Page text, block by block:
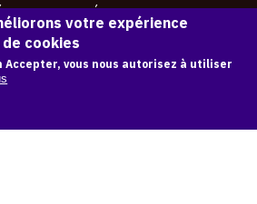
pour créer,
l'Histoire de l'Art.
aux archives
7 587 expositions
droits réservés.
votre expérience
cookies
Accepter, vous nous autorisez à utiliser